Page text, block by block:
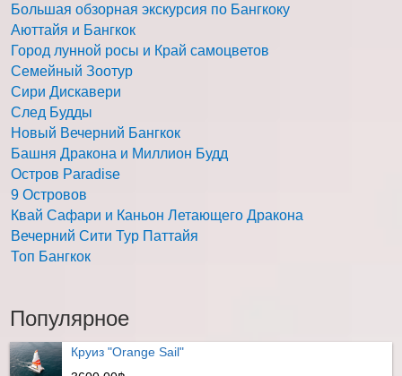
Большая обзорная экскурсия по Бангкоку
Аюттайя и Бангкок
Город лунной росы и Край самоцветов
Семейный Зоотур
Сири Дискавери
След Будды
Новый Вечерний Бангкок
Башня Дракона и Миллион Будд
Остров Paradise
9 Островов
Квай Сафари и Каньон Летающего Дракона
Вечерний Сити Тур Паттайя
Топ Бангкок
Популярное
Круиз "Orange Sail"